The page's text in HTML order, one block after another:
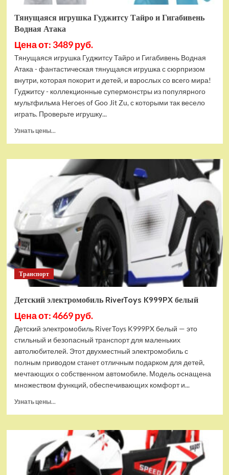
Тянущаяся игрушка Гуджитсу Тайро и Гигабивень
Водная Атака
Цена от: 3489 руб.
Тянущаяся игрушка Гуджитсу Тайро и Гигабивень Водная
Атака - фантастическая тянущаяся игрушка с сюрпризом
внутри, которая покорит и детей, и взрослых со всего мира!
Гуджитсу - коллекционные супермонстры из популярного
мультфильма Heroes of Goo Jit Zu, с которыми так весело
играть. Проверьте игрушку...
Узнать цены...
Тянущаяся
игрушка
Гуджитсу
и
Гигабивень
Водная
Атака
Транспорт
Детский электромобиль RiverToys K999PX белый
Цена от: 4669 руб.
Детский электромобиль RiverToys K999PX белый — это
стильный и безопасный транспорт для маленьких
автолюбителей. Этот двухместный электромобиль с
полным приводом станет отличным подарком для детей,
мечтающих о собственном автомобиле. Модель оснащена
множеством функций, обеспечивающих комфорт и...
Узнать цены...
Детский
электромобиль
RiverToys
K999PX
белый